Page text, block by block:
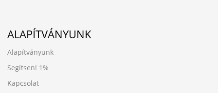
ALAPÍTVÁNYUNK
Alapítványunk
Segítsen! 1%
Kapcsolat